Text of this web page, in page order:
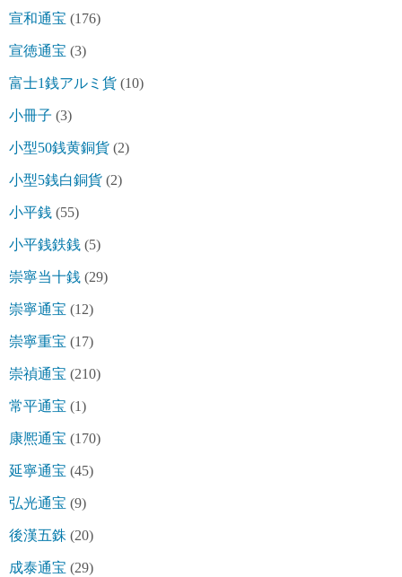
宣和通宝 (176)
宣徳通宝 (3)
富士1銭アルミ貨 (10)
小冊子 (3)
小型50銭黄銅貨 (2)
小型5銭白銅貨 (2)
小平銭 (55)
小平銭鉄銭 (5)
崇寧当十銭 (29)
崇寧通宝 (12)
崇寧重宝 (17)
崇禎通宝 (210)
常平通宝 (1)
康熈通宝 (170)
延寧通宝 (45)
弘光通宝 (9)
後漢五銖 (20)
成泰通宝 (29)